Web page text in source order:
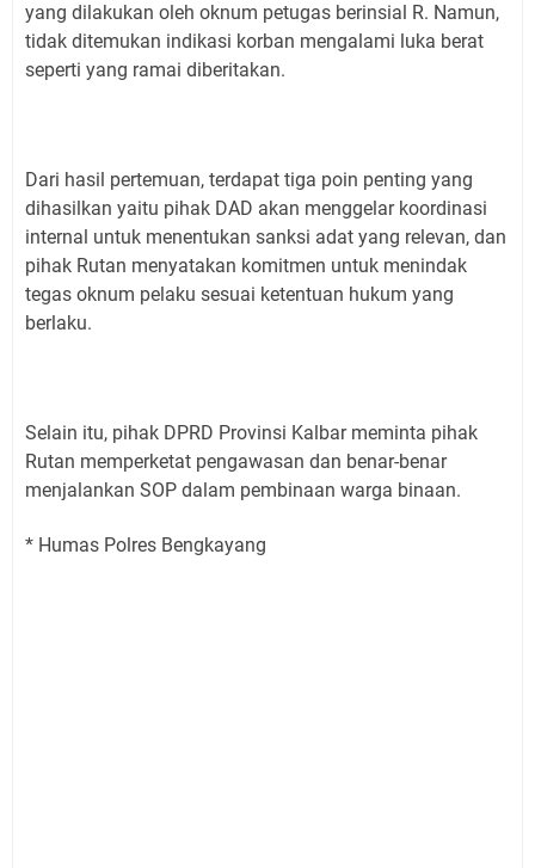
yang dilakukan oleh oknum petugas berinsial R. Namun,
tidak ditemukan indikasi korban mengalami luka berat
seperti yang ramai diberitakan.
Dari hasil pertemuan, terdapat tiga poin penting yang
dihasilkan yaitu pihak DAD akan menggelar koordinasi
internal untuk menentukan sanksi adat yang relevan, dan
pihak Rutan menyatakan komitmen untuk menindak
tegas oknum pelaku sesuai ketentuan hukum yang
berlaku.
Selain itu, pihak DPRD Provinsi Kalbar meminta pihak
Rutan memperketat pengawasan dan benar-benar
menjalankan SOP dalam pembinaan warga binaan.
* Humas Polres Bengkayang